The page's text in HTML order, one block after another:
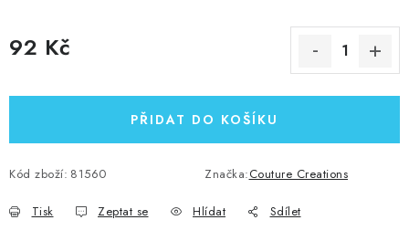
92 Kč
PŘIDAT DO KOŠÍKU
Kód zboží: 81560 Značka:Couture Creations
Tisk Zeptat se Hlídat Sdílet